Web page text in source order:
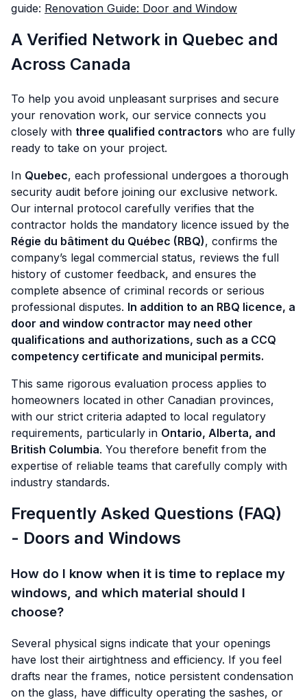
guide: Renovation Guide: Door and Window
A Verified Network in Quebec and
Across Canada
To help you avoid unpleasant surprises and secure
your renovation work, our service connects you
closely with three qualified contractors who are fully
ready to take on your project.
In Quebec, each professional undergoes a thorough
security audit before joining our exclusive network.
Our internal protocol carefully verifies that the
contractor holds the mandatory licence issued by the
Régie du bâtiment du Québec (RBQ), confirms the
company’s legal commercial status, reviews the full
history of customer feedback, and ensures the
complete absence of criminal records or serious
professional disputes. In addition to an RBQ licence, a
door and window contractor may need other
qualifications and authorizations, such as a CCQ
competency certificate and municipal permits.
This same rigorous evaluation process applies to
homeowners located in other Canadian provinces,
with our strict criteria adapted to local regulatory
requirements, particularly in Ontario, Alberta, and
British Columbia. You therefore benefit from the
expertise of reliable teams that carefully comply with
industry standards.
Frequently Asked Questions (FAQ)
- Doors and Windows
How do I know when it is time to replace my
windows, and which material should I
choose?
Several physical signs indicate that your openings
have lost their airtightness and efficiency. If you feel
drafts near the frames, notice persistent condensation
on the glass, have difficulty operating the sashes, or